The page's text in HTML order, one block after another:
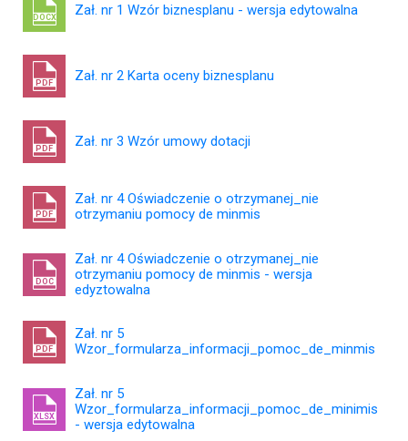
DOCX Zał. nr 1 Wzór biznesplanu - wersja edytowalna
PDF Zał. nr 2 Karta oceny biznesplanu
PDF Zał. nr 3 Wzór umowy dotacji
PDF
Zał. nr 4 Oświadczenie o otrzymanej_nie
otrzymaniu pomocy de minmis
DOC
Zał. nr 4 Oświadczenie o otrzymanej_nie
otrzymaniu pomocy de minmis - wersja
edyztowalna
PDF
Zał. nr 5
Wzor_formularza_informacji_pomoc_de_minmis
XLSX
Zał. nr 5
Wzor_formularza_informacji_pomoc_de_minimis
- wersja edytowalna